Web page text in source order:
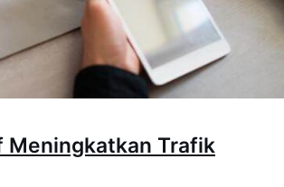
Meningkatkan Trafik